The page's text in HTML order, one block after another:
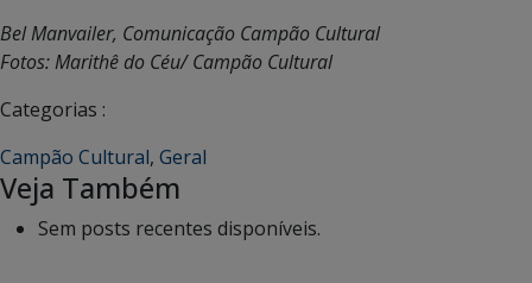
Bel Manvailer, Comunicação Campão Cultural
Fotos: Marithê do Céu/ Campão Cultural
Categorias :
Campão Cultural, Geral
Veja Também
Sem posts recentes disponíveis.